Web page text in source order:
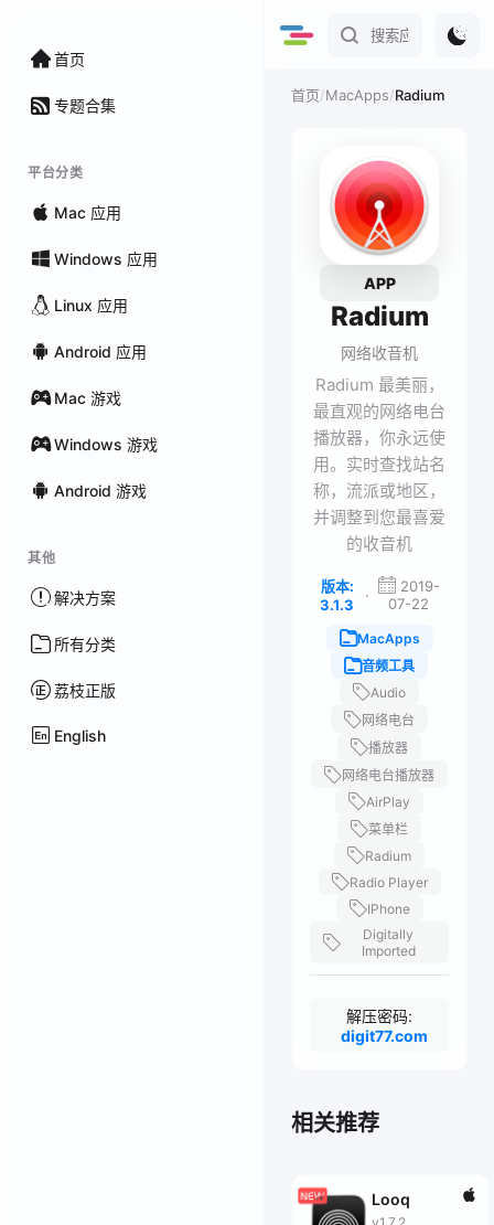
首页
专题合集
平台分类
Mac 应用
Windows 应用
Linux 应用
Android 应用
Mac 游戏
Windows 游戏
Android 游戏
其他
解决方案
所有分类
荔枝正版
English
首页/MacApps/Radium
APP
Radium
网络收音机
Radium 最美丽，
最直观的网络电台
播放器，你永远使
用。实时查找站名
称，流派或地区，
并调整到您最喜爱
的收音机
版本:
3.1.3
·
2019-
07-22
MacApps
音频工具
Audio
网络电台
播放器
网络电台播放器
AirPlay
菜单栏
Radium
Radio Player
IPhone
Digitally
Imported
解压密码:
digit77.com
相关推荐
Looq